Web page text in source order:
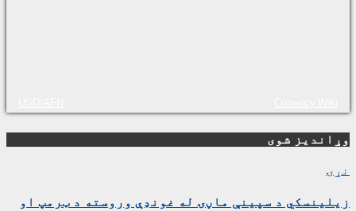
وړاندیز شوی
نړۍ
زیلینسکي د سپینې ماڼۍ له غونډې وروسته د ټرمپ او